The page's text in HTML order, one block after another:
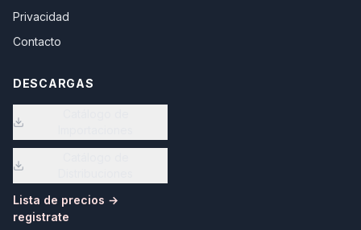
Privacidad
Contacto
DESCARGAS
Lista de precios →
registrate